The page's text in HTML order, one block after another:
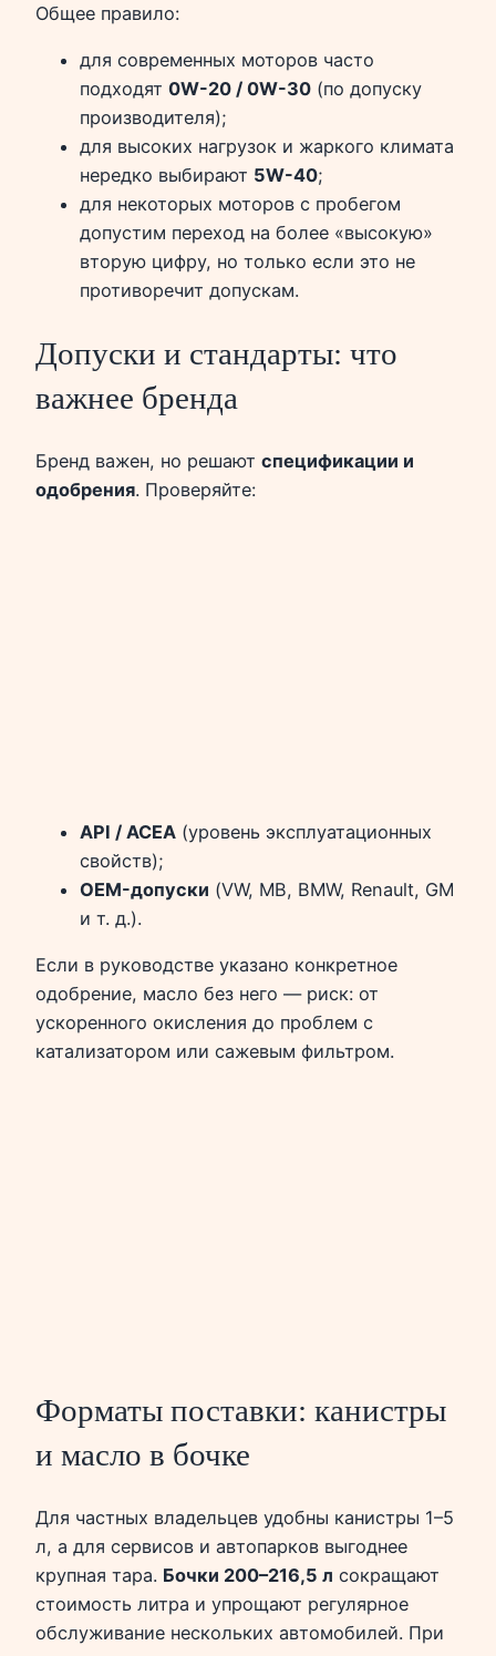
Общее правило:
для современных моторов часто
подходят 0W-20 / 0W-30 (по допуску
производителя);
для высоких нагрузок и жаркого климата
нередко выбирают 5W-40;
для некоторых моторов с пробегом
допустим переход на более «высокую»
вторую цифру, но только если это не
противоречит допускам.
Допуски и стандарты: что
важнее бренда
Бренд важен, но решают спецификации и
одобрения. Проверяйте:
API / ACEA (уровень эксплуатационных
свойств);
OEM-допуски (VW, MB, BMW, Renault, GM
и т. д.).
Если в руководстве указано конкретное
одобрение, масло без него — риск: от
ускоренного окисления до проблем с
катализатором или сажевым фильтром.
Форматы поставки: канистры
и масло в бочке
Для частных владельцев удобны канистры 1–5
л, а для сервисов и автопарков выгоднее
крупная тара. Бочки 200–216,5 л сокращают
стоимость литра и упрощают регулярное
обслуживание нескольких автомобилей. При